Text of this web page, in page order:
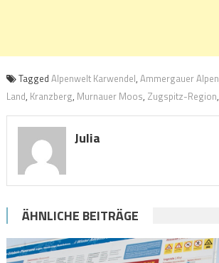
Tagged Alpenwelt Karwendel, Ammergauer Alpen
Land, Kranzberg, Murnauer Moos, Zugspitz-Region,
Julia
ÄHNLICHE BEITRÄGE